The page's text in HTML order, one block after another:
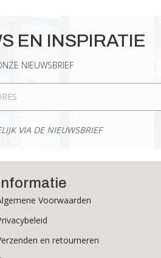
EN INSPIRATIE
NIEUWSBRIEF
VIA DE NIEUWSBRIEF
Voorwaarden
en retourneren